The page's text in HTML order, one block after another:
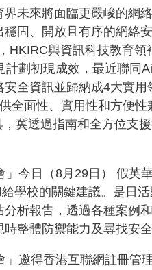
未來將面臨更嚴峻的網
固、開放且有序的網絡安
HKIRC與資訊科技教育
劃初現成效，最近聯
全資訊並歸納成4大實
全面性、實用性和方便
冀透過指南和全方位支
」今日（8月29日） 假
學校的關鍵建議。是日
析報告，透過各種案例
整體防禦能力及尋找安
」邀得香港互聯網註冊